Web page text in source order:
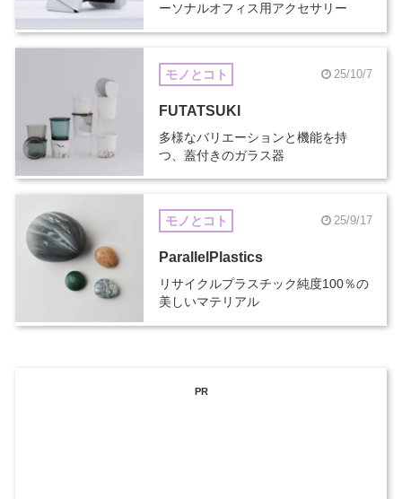
ーソナルオフィス用アクセサリー
モノとコト 25/10/7
FUTATSUKI
多様なバリエーションと機能を持
つ、蓋付きのガラス器
モノとコト 25/9/17
ParallelPlastics
リサイクルプラスチック純度100％の
美しいマテリアル
PR